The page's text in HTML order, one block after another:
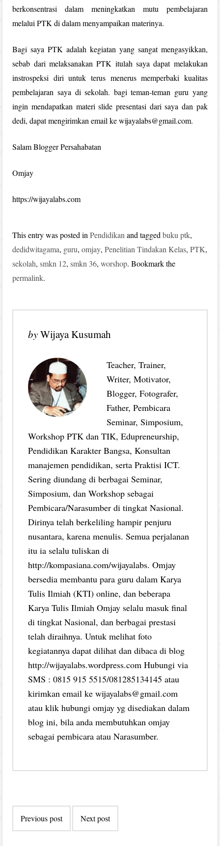
berkonsentrasi dalam meningkatkan mutu pembelajaran
melalui PTK di dalam menyampaikan materinya.
Bagi saya PTK adalah kegiatan yang sangat mengasyikkan,
sebab dari melaksanakan PTK itulah saya dapat melakukan
instrospeksi diri untuk terus menerus memperbaki kualitas
pembelajaran saya di sekolah. bagi teman-teman guru yang
ingin mendapatkan materi slide presentasi dari saya dan pak
dedi, dapat mengirimkan email ke wijayalabs@gmail.com.
Salam Blogger Persahabatan
Omjay
https://wijayalabs.com
This entry was posted inPendidikan and taggedbuku ptk,
dedidwitagama, guru,omjay,Penelitian Tindakan Kelas,PTK,
sekolah,smkn 12,smkn 36,worshop. Bookmark the
permalink.
byWijaya Kusumah
Teacher, Trainer,
Writer, Motivator,
Blogger, Fotografer,
Father, Pembicara
Seminar, Simposium,
Workshop PTK dan TIK, Edupreneurship,
Pendidikan Karakter Bangsa, Konsultan
manajemen pendidikan, serta Praktisi ICT.
Sering diundang di berbagai Seminar,
Simposium, dan Workshop sebagai
Pembicara/Narasumber di tingkat Nasional.
Dirinya telah berkeliling hampir penjuru
nusantara, karena menulis. Semua perjalanan
itu ia selalu tuliskan di
http://kompasiana.com/wijayalabs. Omjay
bersedia membantu para guru dalam Karya
Tulis Ilmiah (KTI) online, dan beberapa
Karya Tulis Ilmiah Omjay selalu masuk final
di tingkat Nasional, dan berbagai prestasi
telah diraihnya. Untuk melihat foto
kegiatannya dapat dilihat dan dibaca di blog
http://wijayalabs.wordpress.com Hubungi via
SMS : 0815 915 5515/081285134145 atau
kirimkan email ke wijayalabs@gmail.com
atau klik hubungi omjay yg disediakan dalam
blog ini, bila anda membutuhkan omjay
sebagai pembicara atau Narasumber.
navigation
Previous post Next post